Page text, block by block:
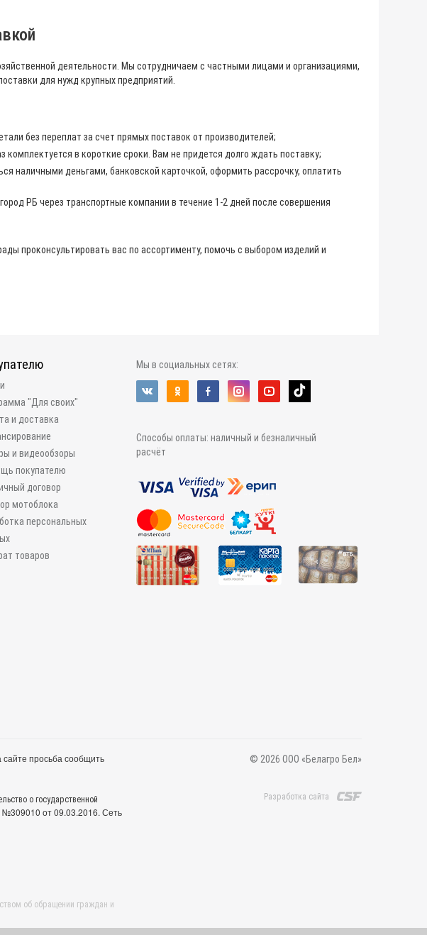
деятельности. Мы сотрудничаем с частными лицами и организациями,
для нужд крупных предприятий.
без переплат за счет прямых поставок от производителей;
в короткие сроки. Вам не придется долго ждать поставку;
наличными деньгами, банковской карточкой, оформить рассрочку, оплатить
РБ через транспортные компании в течение 1-2 дней после совершения
проконсультировать вас по ассортименту, помочь с выбором изделий и
"Для своих"
и доставка
и видеообзоры
покупателю
договор
мотоблока
персональных
товаров
Мы в социальных сетях:
Способы оплаты: наличный и безналичный
расчёт
сайте просьба сообщить
о государственной
№309010 от 09.03.2016. Сеть
об обращении граждан и
© 2026 ООО «Белагро Бел»
Разработка сайта